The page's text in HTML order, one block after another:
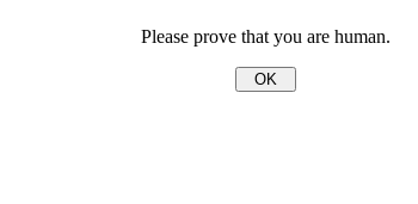
Please prove that you are human.